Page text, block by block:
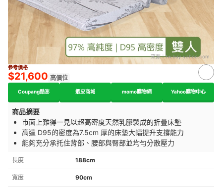
來源：tw.buy.yahoo.com
參考價格
$21,600 高價位
Coupang酷澎 蝦皮商城 momo購物網 Yahoo購物中心
商品摘要
市面上難得一見以超高密度天然乳膠製成的折疊床墊
高達 D95的密度為7.5cm 厚的床墊大幅提升支撐能力
能夠充分承托住背部、腰部與臀部並均勻分散壓力
長度 188cm
寬度 90cm